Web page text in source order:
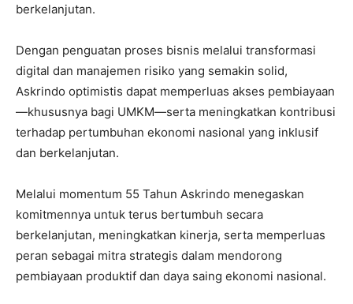
berkelanjutan.
Dengan penguatan proses bisnis melalui transformasi
digital dan manajemen risiko yang semakin solid,
Askrindo optimistis dapat memperluas akses pembiayaan
—khususnya bagi UMKM—serta meningkatkan kontribusi
terhadap pertumbuhan ekonomi nasional yang inklusif
dan berkelanjutan.
Melalui momentum 55 Tahun Askrindo menegaskan
komitmennya untuk terus bertumbuh secara
berkelanjutan, meningkatkan kinerja, serta memperluas
peran sebagai mitra strategis dalam mendorong
pembiayaan produktif dan daya saing ekonomi nasional.